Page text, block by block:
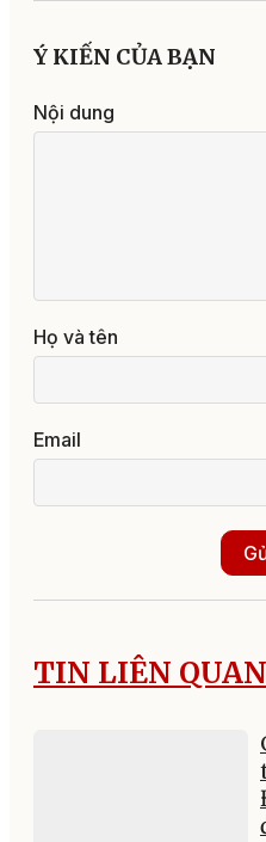
Ý KIẾN CỦA BẠN
Nội dung
Họ và tên
Email
TIN LIÊN QUAN